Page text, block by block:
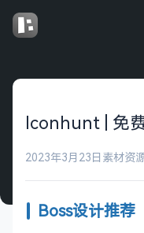
Iconhunt | 免
2023年3月23日 素材资
Boss设计推荐